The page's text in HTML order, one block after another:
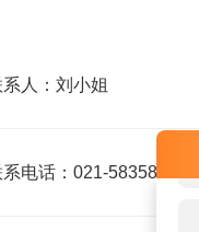
人：刘小姐
电话：021-58358157